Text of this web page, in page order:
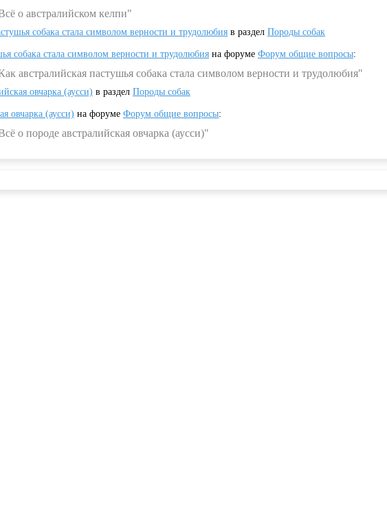
о австралийском келпи"
собака стала символом верности и трудолюбия в раздел Породы собак
собака стала символом верности и трудолюбия на форуме Форум общие вопросы:
австралийская пастушья собака стала символом верности и трудолюбия"
овчарка (аусси) в раздел Породы собак
овчарка (аусси) на форуме Форум общие вопросы:
о породе австралийская овчарка (аусси)"